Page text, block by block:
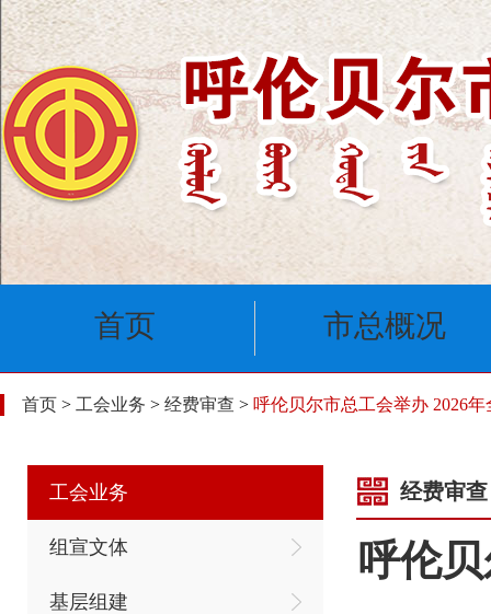
首页 市总概况
首页 > 工会业务 > 经费审查 > 呼伦贝尔市总工会举办 2026
工会业务
组宣文体
基层组建
经费审查
呼伦